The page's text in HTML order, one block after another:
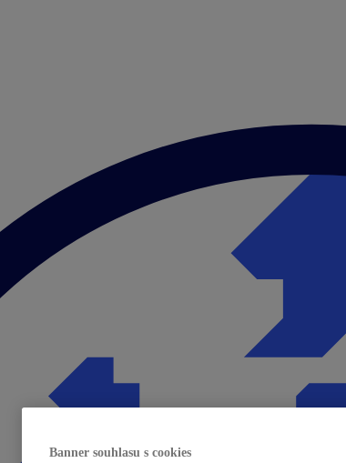
Banner souhlasu s cookies